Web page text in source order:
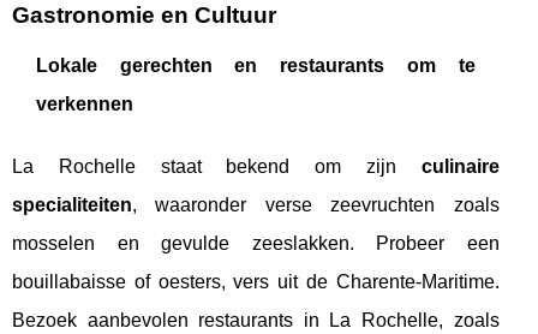
Gastronomie en Cultuur
Lokale gerechten en restaurants om te
verkennen
La Rochelle staat bekend om zijn culinaire
specialiteiten, waaronder verse zeevruchten zoals
mosselen en gevulde zeeslakken. Probeer een
bouillabaisse of oesters, vers uit de Charente-Maritime.
Bezoek aanbevolen restaurants in La Rochelle, zoals